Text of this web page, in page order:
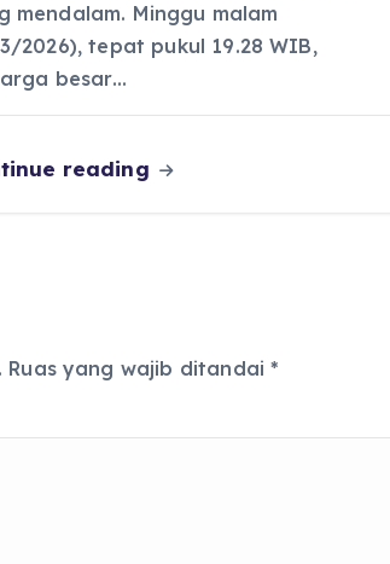
mendalam. Minggu malam
2026), tepat pukul 19.28 WIB,
besar…
reading
Ruas yang wajib ditandai*